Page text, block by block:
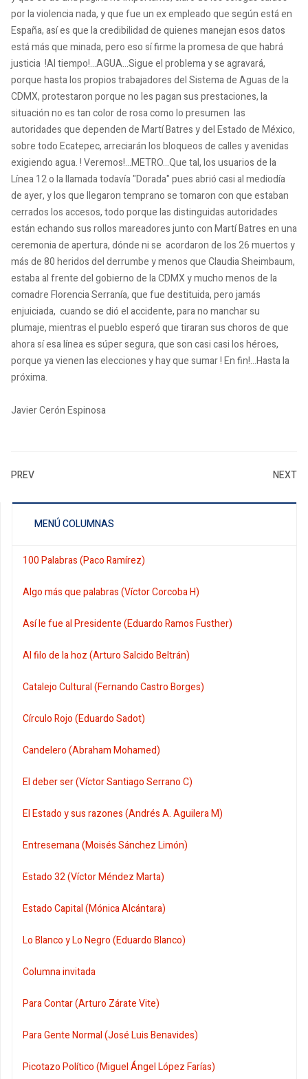
por la violencia nada, y que fue un ex empleado que según está en
España, así es que la credibilidad de quienes manejan esos datos
está más que minada, pero eso sí firme la promesa de que habrá
justicia !Al tiempo!...AGUA...Sigue el problema y se agravará,
porque hasta los propios trabajadores del Sistema de Aguas de la
CDMX, protestaron porque no les pagan sus prestaciones, la
situación no es tan color de rosa como lo presumen las
autoridades que dependen de Martí Batres y del Estado de México,
sobre todo Ecatepec, arreciarán los bloqueos de calles y avenidas
exigiendo agua. ! Veremos!...METRO...Que tal, los usuarios de la
Línea 12 o la llamada todavía "Dorada" pues abrió casi al mediodía
de ayer, y los que llegaron temprano se tomaron con que estaban
cerrados los accesos, todo porque las distinguidas autoridades
están echando sus rollos mareadores junto con Martí Batres en una
ceremonia de apertura, dónde ni se acordaron de los 26 muertos y
más de 80 heridos del derrumbe y menos que Claudia Sheimbaum,
estaba al frente del gobierno de la CDMX y mucho menos de la
comadre Florencia Serranía, que fue destituida, pero jamás
enjuiciada, cuando se dió el accidente, para no manchar su
plumaje, mientras el pueblo esperó que tiraran sus choros de que
ahora sí esa línea es súper segura, que son casi casi los héroes,
porque ya vienen las elecciones y hay que sumar ! En fin!...Hasta la
próxima.
Javier Cerón Espinosa
PREV NEXT
MENÚ COLUMNAS
100 Palabras (Paco Ramírez)
Algo más que palabras (Víctor Corcoba H)
Así le fue al Presidente (Eduardo Ramos Fusther)
Al filo de la hoz (Arturo Salcido Beltrán)
Catalejo Cultural (Fernando Castro Borges)
Círculo Rojo (Eduardo Sadot)
Candelero (Abraham Mohamed)
El deber ser (Víctor Santiago Serrano C)
El Estado y sus razones (Andrés A. Aguilera M)
Entresemana (Moisés Sánchez Limón)
Estado 32 (Víctor Méndez Marta)
Estado Capital (Mónica Alcántara)
Lo Blanco y Lo Negro (Eduardo Blanco)
Columna invitada
Para Contar (Arturo Zárate Vite)
Para Gente Normal (José Luis Benavides)
Picotazo Político (Miguel Ángel López Farías)